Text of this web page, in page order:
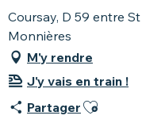
Coursay, D 59 entre
Monnières
M'y rendre
J'y vais en train !
Partager Ajouter